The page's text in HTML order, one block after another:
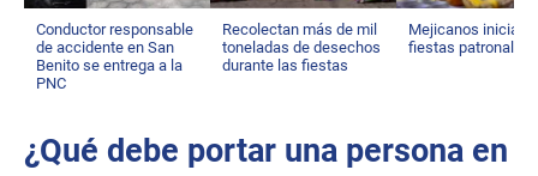
Conductor responsable
de accidente en San
Benito se entrega a la
PNC
Recolectan más de mil
toneladas de desechos
durante las fiestas
Mejicanos inicia
fiestas patronales
¿Qué debe portar una persona en